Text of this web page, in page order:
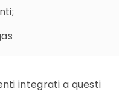
integrati a questi